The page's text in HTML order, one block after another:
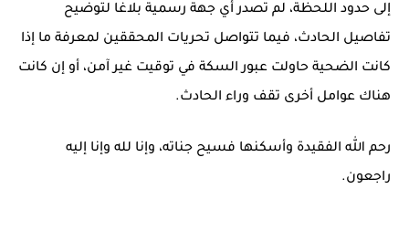
إلى حدود اللحظة، لم تُصدر أي جهة رسمية بلاغًا لتوضيح
تفاصيل الحادث، فيما تتواصل تحريات المحققين لمعرفة ما إذا
كانت الضحية حاولت عبور السكة في توقيت غير آمن، أو إن كانت
هناك عوامل أخرى تقف وراء الحادث.
رحم الله الفقيدة وأسكنها فسيح جناته، وإنا لله وإنا إليه
راجعون.